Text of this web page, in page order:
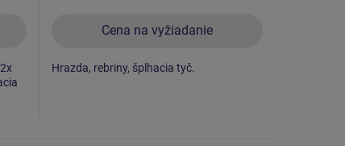
Cena na vyžiadanie
Hrazda, rebriny, šplhacia tyč.